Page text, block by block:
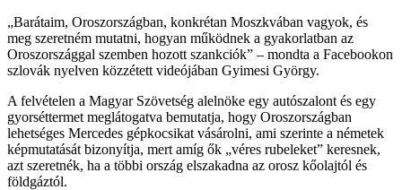
„Barátaim, Oroszországban, konkrétan Moszkvában vagyok, és
meg szeretném mutatni, hogyan működnek a gyakorlatban az
Oroszországgal szemben hozott szankciók” – mondta a Facebookon
szlovák nyelven közzétett videójában Gyimesi György.
A felvételen a Magyar Szövetség alelnöke egy autószalont és egy
gyorséttermet meglátogatva bemutatja, hogy Oroszországban
lehetséges Mercedes gépkocsikat vásárolni, ami szerinte a németek
képmutatását bizonyítja, mert amíg ők „véres rubeleket” keresnek,
azt szeretnék, ha a többi ország elszakadna az orosz kőolajtól és
földgáztól.